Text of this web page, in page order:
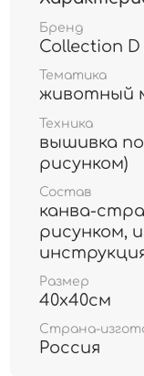
Бренд
Collection
Тематика
животный
Техника
вышивка
рисунком)
Состав
канва-
рисунком,
Размер
40х40см
Страна-
Россия